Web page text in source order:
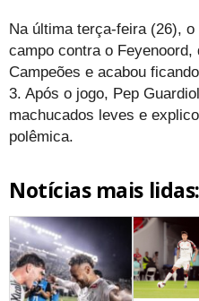
Na última terça-feira (26),
campo contra o Feyenoord,
Campeões e acabou
3. Após o jogo, Pep
machucados leves e
polêmica.
Notícias mais lidas: